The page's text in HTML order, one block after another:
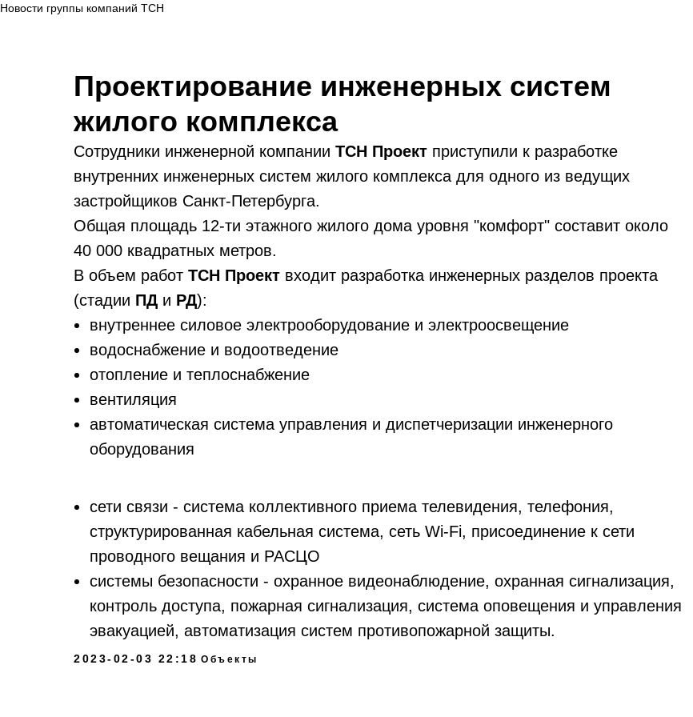
Новости группы компаний ТСН
Проектирование инженерных систем
жилого комплекса
Сотрудники инженерной компании ТСН Проект приступили к разработке
внутренних инженерных систем жилого комплекса для одного из ведущих
застройщиков Санкт-Петербурга.
Общая площадь 12-ти этажного жилого дома уровня "комфорт" составит около
40 000 квадратных метров.
В объем работ ТСН Проект входит разработка инженерных разделов проекта
(стадии ПД и РД):
внутреннее силовое электрооборудование и электроосвещение
водоснабжение и водоотведение
отопление и теплоснабжение
вентиляция
автоматическая система управления и диспетчеризации инженерного
оборудования
сети связи - система коллективного приема телевидения, телефония,
структурированная кабельная система, сеть Wi-Fi, присоединение к сети
проводного вещания и РАСЦО
системы безопасности - охранное видеонаблюдение, охранная сигнализация,
контроль доступа, пожарная сигнализация, система оповещения и управления
эвакуацией, автоматизация систем противопожарной защиты.
2023-02-03 22:18 Объекты